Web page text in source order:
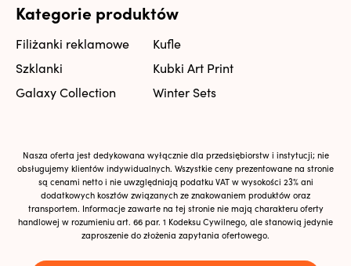
Kategorie produktów
Filiżanki reklamowe
Kufle
Szklanki
Kubki Art Print
Galaxy Collection
Winter Sets
Nasza oferta jest dedykowana wyłącznie dla przedsiębiorstw i instytucji; nie
obsługujemy klientów indywidualnych. Wszystkie ceny prezentowane na stronie
są cenami netto i nie uwzględniają podatku VAT w wysokości 23% ani
dodatkowych kosztów związanych ze znakowaniem produktów oraz
transportem. Informacje zawarte na tej stronie nie mają charakteru oferty
handlowej w rozumieniu art. 66 par. 1 Kodeksu Cywilnego, ale stanowią jedynie
zaproszenie do złożenia zapytania ofertowego.